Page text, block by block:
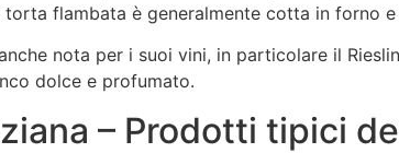
flambata è generalmente cotta in forno
nota per i suoi vini, in particolare il
dolce e profumato.
– Prodotti tipici